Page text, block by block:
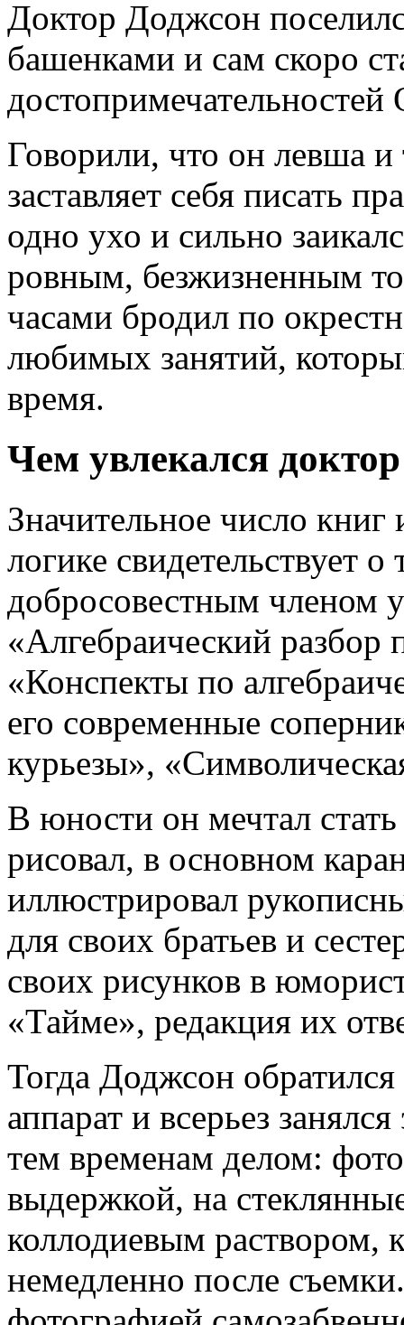
Доктор Доджсон
башенками и сам скоро
достопримечательностей
Говорили, что он левша и
заставляет себя писать
одно ухо и сильно
ровным, безжизненным
часами бродил по
любимых занятий,
время.
Чем увлекался
Значительное число
логике свидетельствует
добросовестным членом
«Алгебраический разбор
«Конспекты по
его современные
курьезы»,
В юности он мечтал
рисовал, в основном
иллюстрировал
для своих братьев и
своих рисунков в
«Тайме», редакция их
Тогда Доджсон
аппарат и всерьез
тем временам делом:
выдержкой, на
коллодиевым раствором,
немедленно после